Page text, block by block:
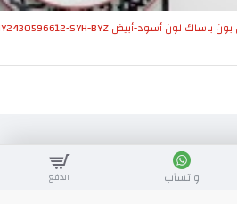
واتسآب الدفع